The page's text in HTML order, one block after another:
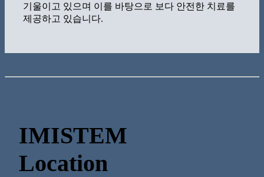
기울이고 있으며 이를 바탕으로 보다 안전한 치료를
제공하고 있습니다.
IMISTEM
Location